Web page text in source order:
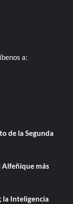
a:
de la Segunda
Alfeñique más
la Inteligencia